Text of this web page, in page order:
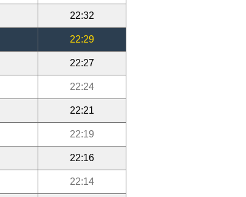
22:32
22:29
22:27
22:24
22:21
22:19
22:16
22:14